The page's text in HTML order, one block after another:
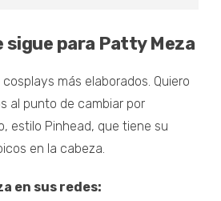
sigue para Patty Meza
más elaborados. Quiero
al punto de cambiar por
estilo Pinhead, que tiene su
en la cabeza.
en sus redes: